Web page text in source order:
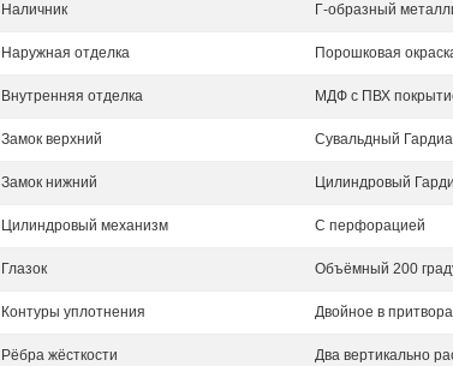
Наличник Г-образный
Наружная отделка Порошковая
Внутренняя отделка МДФ с ПВХ
Замок верхний Сувальдный
Замок нижний Цилиндровый
Цилиндровый механизм С перфорацией
Глазок Объёмный 200
Контуры уплотнения Двойное в
Рёбра жёсткости Два вертикально